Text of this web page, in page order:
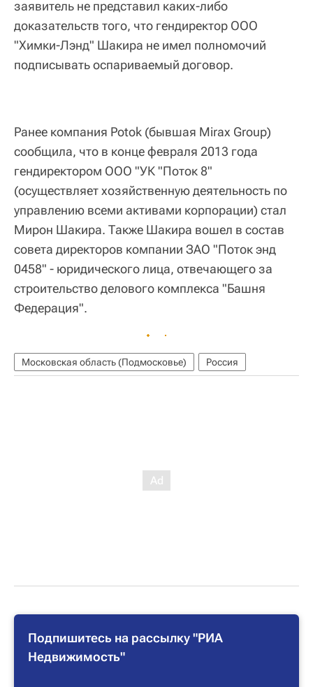
заявитель не представил каких-либо
доказательств того, что гендиректор ООО
"Химки-Лэнд" Шакира не имел полномочий
подписывать оспариваемый договор.
Ранее компания Potok (бывшая Mirax Group)
сообщила, что в конце февраля 2013 года
гендиректором ООО "УК "Поток 8"
(осуществляет хозяйственную деятельность по
управлению всеми активами корпорации) стал
Мирон Шакира. Также Шакира вошел в состав
совета директоров компании ЗАО "Поток энд
0458" - юридического лица, отвечающего за
строительство делового комплекса "Башня
Федерация".
Московская область (Подмосковье) Россия
Подпишитесь на рассылку "РИА
Недвижимость"